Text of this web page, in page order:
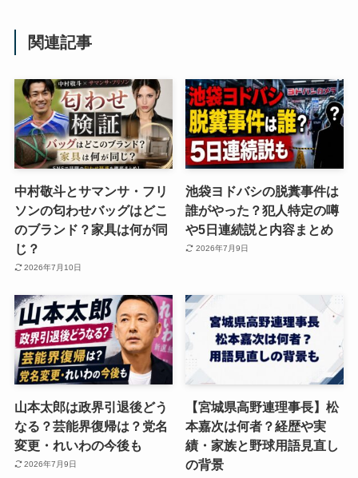
関連記事
中村敬斗とサマンサ・フリ
ソンの匂わせバッグはどこ
のブランド？家具は何が同
じ？
2026年7月10日
池袋ヨドバシの脱糞事件は
誰がやった？犯人特定の噂
や5日連続説と内容まとめ
2026年7月9日
山本太郎は政界引退後どう
なる？芸能界復帰は？党名
変更・れいわの今後も
2026年7月9日
【宮城県高野連理事長】松
本嘉次は何者？経歴や実
績・家族と野球用語見直し
の背景